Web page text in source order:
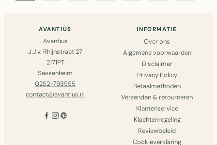
AVANTIUS
Avantius
J.J.v. Rhijnstraat 27
2171PT
Sassenheim
0252-793555
contact@avantius.nl
INFORMATIE
Over ons
Algemene voorwaarden
Disclaimer
Privacy Policy
Betaalmethoden
Verzenden & retourneren
Klantenservice
Klachtenregeling
Reviewbeleid
Cookieverklaring